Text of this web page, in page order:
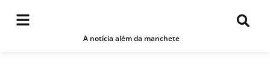
A notícia além da manchete